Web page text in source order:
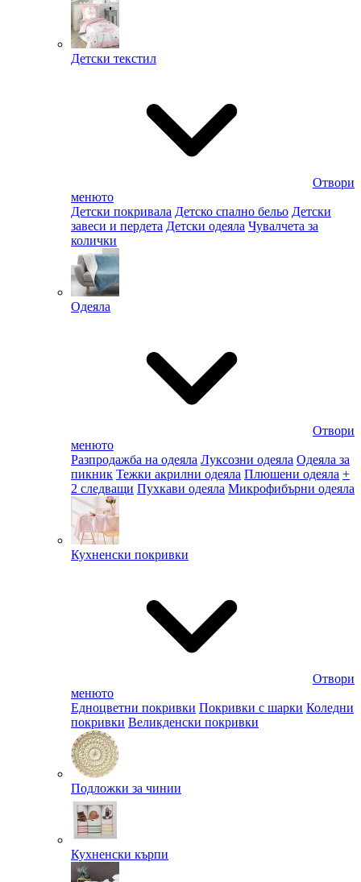
Детски текстил
Отвори
менюто
Детски покривала Детско спално бельо Детски
завеси и пердета Детски одеяла Чувалчета за
колички
Одеяла
Отвори
менюто
Разпродажба на одеяла Луксозни одеяла Одеяла за
пикник Тежки акрилни одеяла Плюшени одеяла +
2 следващи Пухкави одеяла Микрофибърни одеяла
Кухненски покривки
Отвори
менюто
Едноцветни покривки Покривки с шарки Коледни
покривки Великденски покривки
Подложки за чинии
Кухненски кърпи